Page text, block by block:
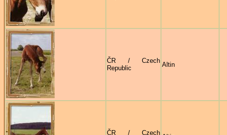
ČR / Czech
Republic
Altin
ČR / Czech